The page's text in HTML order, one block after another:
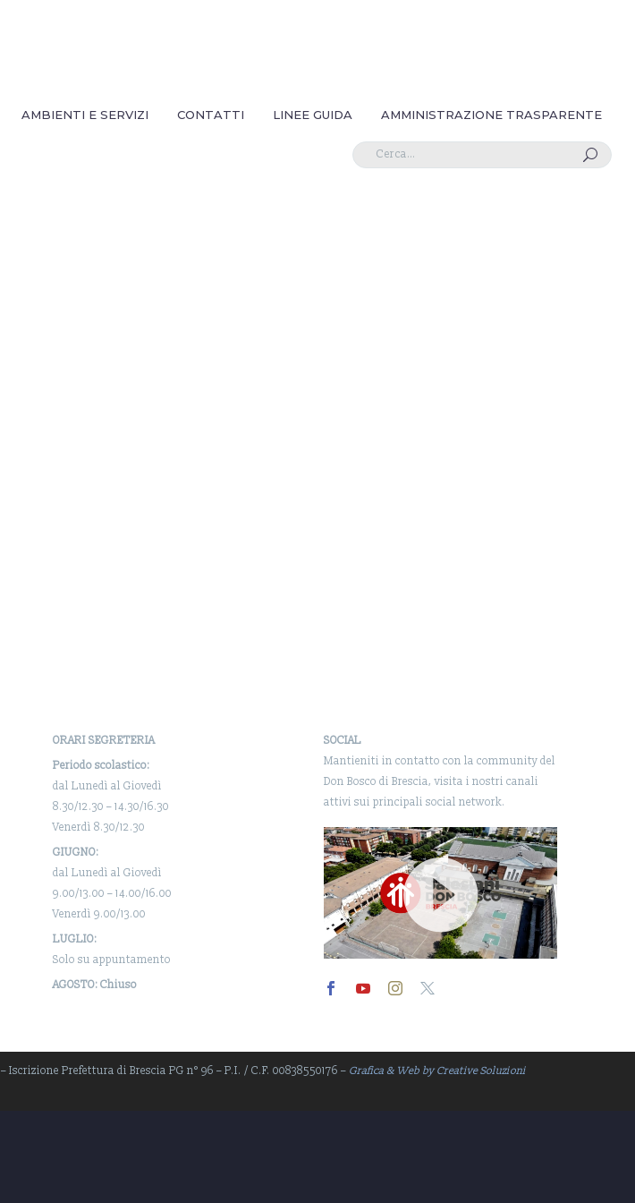
AMBIENTI E SERVIZI CONTATTI LINEE GUIDA AMMINISTRAZIONE TRASPARENTE
U
ORARI SEGRETERIA
Periodo scolastico:
dal Lunedì al Giovedì
8.30/12.30 – 14.30/16.30
Venerdì 8.30/12.30
GIUGNO:
dal Lunedì al Giovedì
9.00/13.00 – 14.00/16.00
Venerdì 9.00/13.00
LUGLIO:
Solo su appuntamento
AGOSTO: Chiuso
SOCIAL
Mantieniti in contatto con la community del
Don Bosco di Brescia, visita i nostri canali
attivi sui principali social network.
Player
– Iscrizione Prefettura di Brescia PG n° 96 – P.I. / C.F. 00838550176 – Grafica & Web by Creative Soluzioni